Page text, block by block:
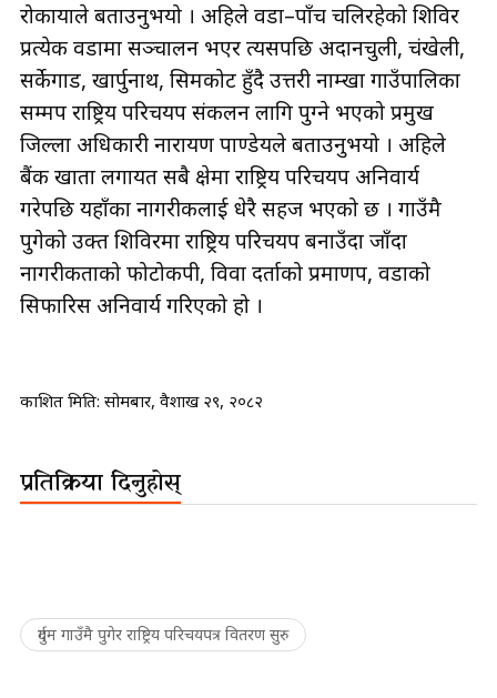
रोकायाले बताउनुभयो । अहिले वडा–पाँच चलिरहेको शिविर
प्रत्येक वडामा सञ्चालन भएर त्यसपछि अदानचुली, चंखेली,
सर्केगाड, खार्पुनाथ, सिमकोट हुँदै उत्तरी नाम्खा गाउँपालिका
सम्मप राष्ट्रिय परिचयपत्र संकलन लागि पुग्ने भएको प्रमुख
जिल्ला अधिकारी नारायण पाण्डेयले बताउनुभयो । अहिले
बैंक खाता लगायत सबै क्षेत्रमा राष्ट्रिय परिचयपत्र अनिवार्य
गरेपछि यहाँका नागरीकलाई धेरै सहज भएको छ । गाउँमै
पुगेको उक्त शिविरमा राष्ट्रिय परिचयपत्र बनाउँदा जाँदा
नागरीकताको फोटोकपी, विवा दर्ताको प्रमाणपत्र, वडाको
सिफारिस अनिवार्य गरिएको हो ।
प्रकाशित मिति: सोमबार, वैशाख २९, २०८२
प्रतिक्रिया दिनुहोस्
दुर्गम गाउँमै पुगेर राष्ट्रिय परिचयपत्र वितरण सुरु